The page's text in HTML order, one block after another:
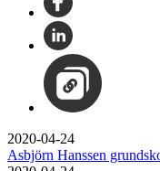
2020-04-24
Asbjörn Hanssen